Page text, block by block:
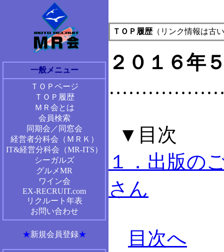
一般メニュー
ＴＯＰページ
ＴＯＰ履歴
ＭＲ会とは
会員検索
同期会／同窓会
経営者分科会（ＭＲＫ）
IT&経営分科会（MR-ITS）
シーガルズ
グルメMR
ワイン会
EX-RECRUIT.com
リクルート年表
お問い合わせ
★新規会員登録★
ＴＯＰ履歴（リンク情報は古
２０１６年
▼目次
１．出版の
さん
目次へ